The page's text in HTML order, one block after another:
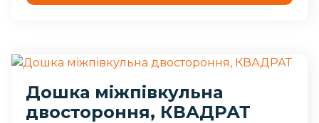
Дошка міжпівкульна
двостороння, КВАДРАТ